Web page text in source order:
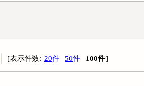
[表示件数: 20件 50件 100件]